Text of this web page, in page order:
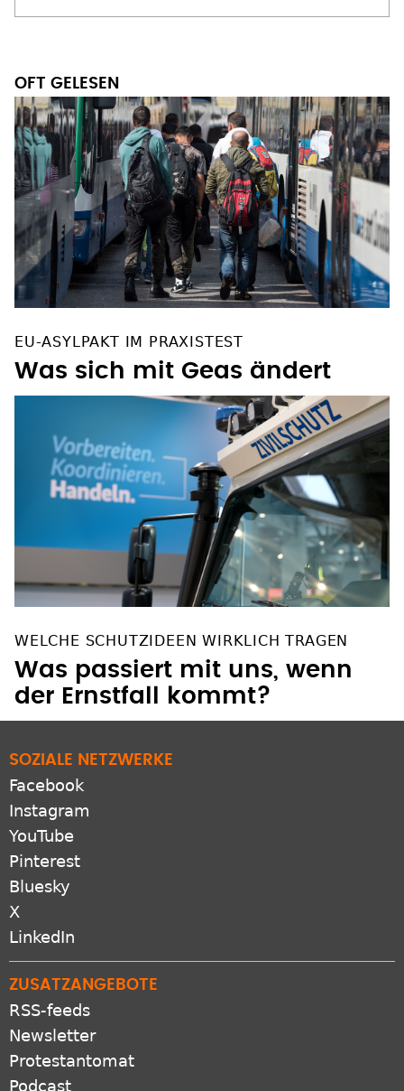
OFT GELESEN
EU-ASYLPAKT IM PRAXISTEST
Was sich mit Geas ändert
WELCHE SCHUTZIDEEN WIRKLICH TRAGEN
Was passiert mit uns, wenn
der Ernstfall kommt?
SOZIALE NETZWERKE
Facebook
Instagram
YouTube
Pinterest
Bluesky
X
LinkedIn
ZUSATZANGEBOTE
RSS-feeds
Newsletter
Protestantomat
Podcast